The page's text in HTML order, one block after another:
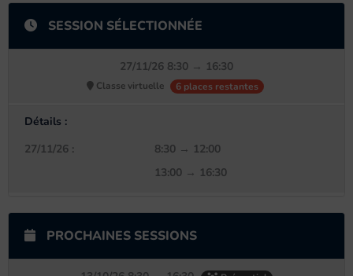
SESSION SÉLECTIONNÉE
27/11/26 8:30 → 16:30
Classe virtuelle 6 places restantes
Détails :
27/11/26 :
8:30 → 12:00
13:00 → 16:30
PROCHAINES SESSIONS